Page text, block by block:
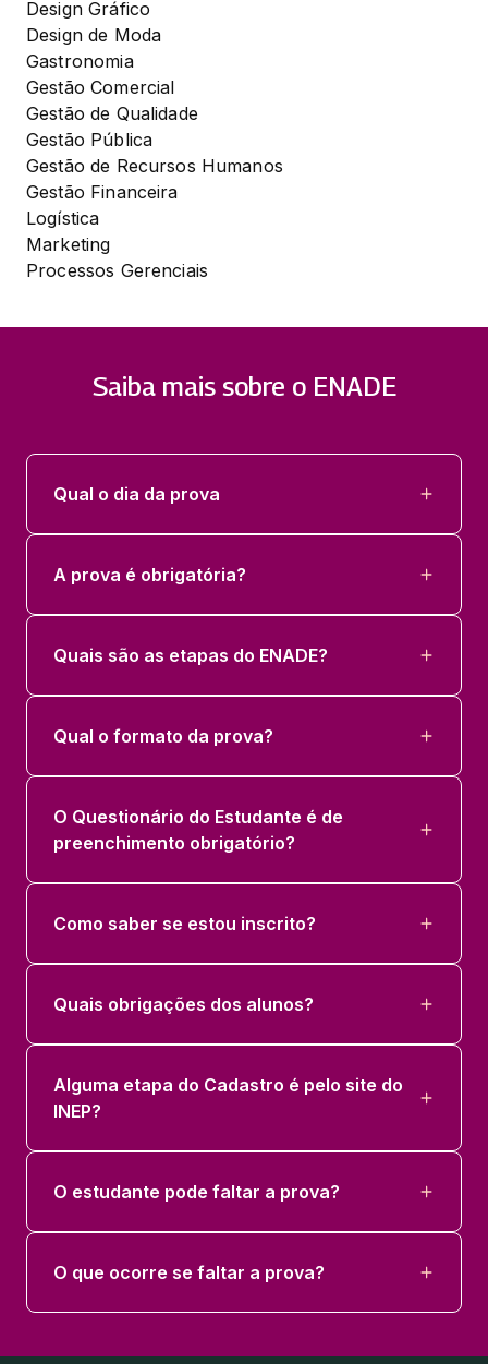
Design Gráfico
Design de Moda
Gastronomia
Gestão Comercial
Gestão de Qualidade
Gestão Pública
Gestão de Recursos Humanos
Gestão Financeira
Logística
Marketing
Processos Gerenciais
Saiba mais sobre o ENADE
Qual o dia da prova
A prova é obrigatória?
Quais são as etapas do ENADE?
Qual o formato da prova?
O Questionário do Estudante é de
preenchimento obrigatório?
Como saber se estou inscrito?
Quais obrigações dos alunos?
Alguma etapa do Cadastro é pelo site do
INEP?
O estudante pode faltar a prova?
O que ocorre se faltar a prova?